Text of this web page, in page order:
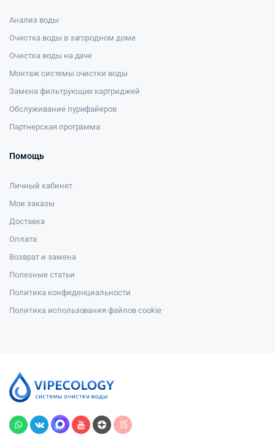
Анализ воды
Очистка воды в загородном доме
Очистка воды на даче
Монтаж системы очистки воды
Замена фильтрующих картриджей
Обслуживание пурифайеров
Партнерская программа
Помощь
Личный кабинет
Мои заказы
Доставка
Оплата
Возврат и замена
Полезные статьи
Политика конфиденциальности
Политика использования файлов cookie